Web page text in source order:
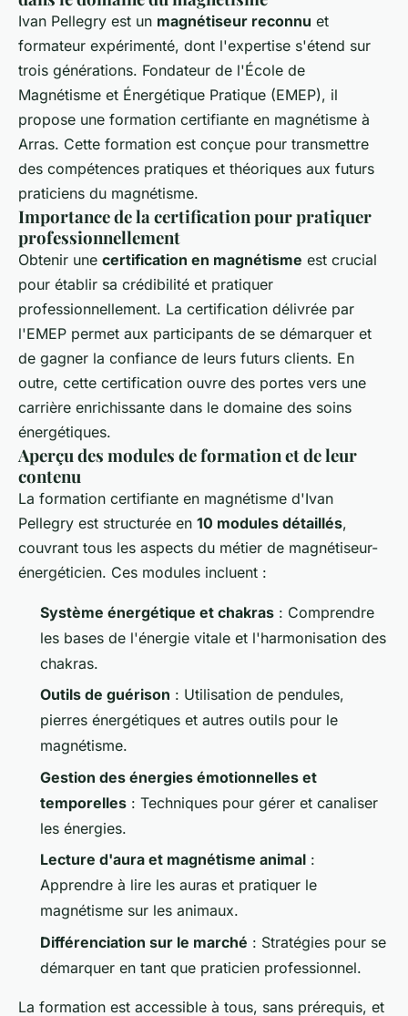
Ivan Pellegry est un magnétiseur reconnu et
formateur expérimenté, dont l'expertise s'étend sur
trois générations. Fondateur de l'École de
Magnétisme et Énergétique Pratique (EMEP), il
propose une formation certifiante en magnétisme à
Arras. Cette formation est conçue pour transmettre
des compétences pratiques et théoriques aux futurs
praticiens du magnétisme.
Importance de la certification pour pratiquer
professionnellement
Obtenir une certification en magnétisme est crucial
pour établir sa crédibilité et pratiquer
professionnellement. La certification délivrée par
l'EMEP permet aux participants de se démarquer et
de gagner la confiance de leurs futurs clients. En
outre, cette certification ouvre des portes vers une
carrière enrichissante dans le domaine des soins
énergétiques.
Aperçu des modules de formation et de leur
contenu
La formation certifiante en magnétisme d'Ivan
Pellegry est structurée en 10 modules détaillés,
couvrant tous les aspects du métier de magnétiseur-
énergéticien. Ces modules incluent :
Système énergétique et chakras : Comprendre
les bases de l'énergie vitale et l'harmonisation des
chakras.
Outils de guérison : Utilisation de pendules,
pierres énergétiques et autres outils pour le
magnétisme.
Gestion des énergies émotionnelles et
temporelles : Techniques pour gérer et canaliser
les énergies.
Lecture d'aura et magnétisme animal :
Apprendre à lire les auras et pratiquer le
magnétisme sur les animaux.
Différenciation sur le marché : Stratégies pour se
démarquer en tant que praticien professionnel.
La formation est accessible à tous, sans prérequis, et